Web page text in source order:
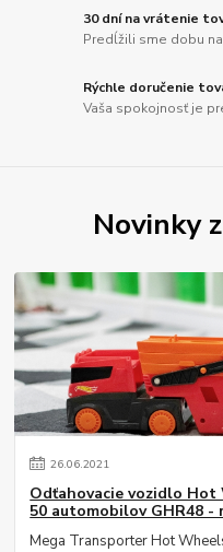
30 dní na vrátenie
Predĺžili sme dobu
Rýchle doručenie
Vaša spokojnosť je
Novinky
26.06.2021
Odťahovacie vozidlo
50 automobilov GHR48 -
Mega Transporter Hot